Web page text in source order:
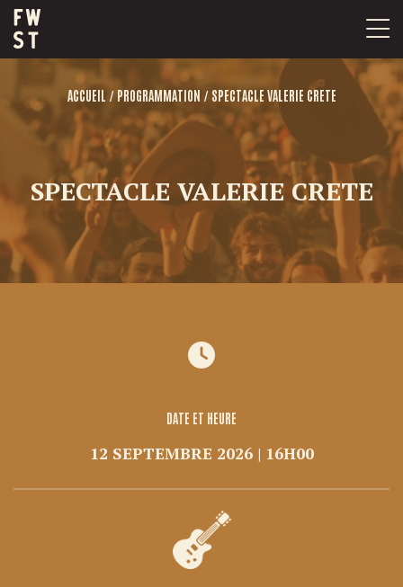
Passer
au
contenu
ACCUEIL /PROGRAMMATION / SPECTACLE VALERIE CRETE
SPECTACLE VALERIE CRETE
DATE ET HEURE
12 SEPTEMBRE 2026 | 16H00